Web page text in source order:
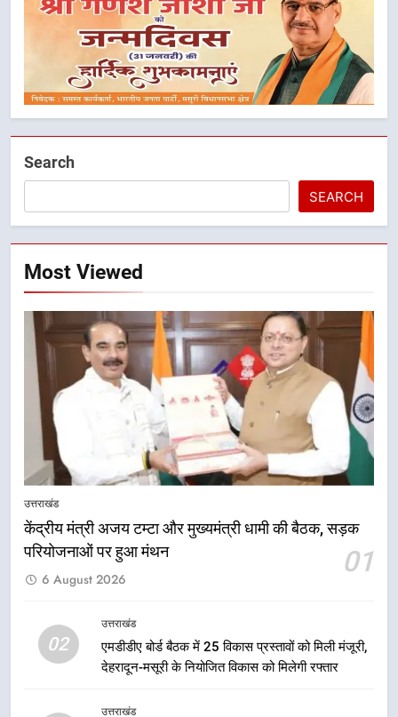
Search
SEARCH
Most Viewed
उत्तराखंड
केंद्रीय मंत्री अजय टम्टा और मुख्यमंत्री धामी की बैठक, सड़क
परियोजनाओं पर हुआ मंथन
01
6 August 2026
02
उत्तराखंड
एमडीडीए बोर्ड बैठक में 25 विकास प्रस्तावों को मिली मंजूरी,
देहरादून-मसूरी के नियोजित विकास को मिलेगी रफ्तार
उत्तराखंड
मुख्यमंत्री धामी के नेतृत्व में मसूरी बन रही
विकास और पर्यटन का नया केंद्र
6
आपदा के मलबे से उम्मीद की नई सुबह,
मुख्यमंत्री धामी ने ₹33 करोड़ के विकास
और राहत कार्यों से धराली को फिर खड़ा
कर बनाया भरोसे का प्रतीक
उत्तराखंड
मंत्री गणेश जोशी ने किसानों से संवाद कर
उन्हें सरकार की विभिन्न कृषि एवं बागवानी
का आह्वान किया
8